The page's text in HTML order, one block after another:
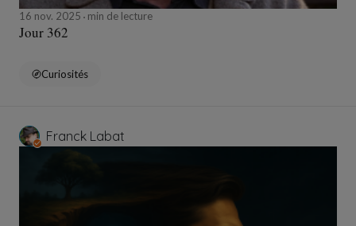
16 nov. 2025 min de lecture
Jour 362
Curiosités
Franck Labat